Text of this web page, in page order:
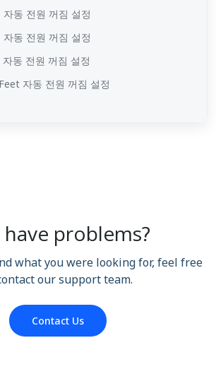
동 전원 꺼짐 설정
동 전원 꺼짐 설정
동 전원 꺼짐 설정
자동 전원 꺼짐 설정
problems?
what you were looking for, feel free
our support team.